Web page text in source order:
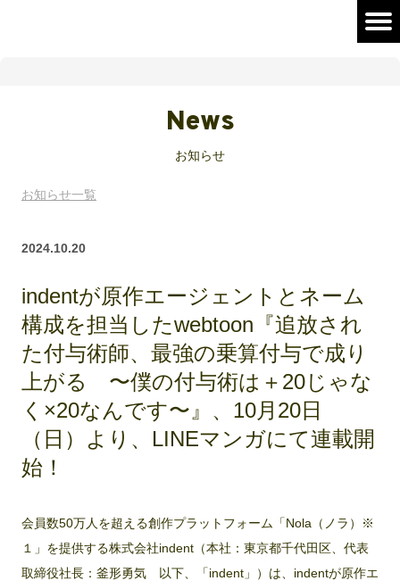
News
お知らせ
お知らせ一覧
2024.10.20
indentが原作エージェントとネーム
構成を担当したwebtoon『追放され
た付与術師、最強の乗算付与で成り
上がる 〜僕の付与術は＋20じゃな
く×20なんです〜』、10月20日
（日）より、LINEマンガにて連載開
始！
会員数50万人を超える創作プラットフォーム「Nola（ノラ）※
１」を提供する株式会社indent（本社：東京都千代田区、代表
取締役社長：釜形勇気 以下、「indent」）は、indentが原作エ